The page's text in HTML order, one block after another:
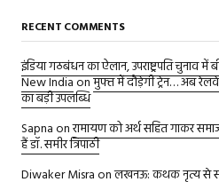
RECENT COMMENTS
इंडिया गठबंधन का ऐलान, उपराष्ट्रपति चुनाव में
New Indiaonमुफ्त में दौड़ेगी ट्रेन… अब
का बड़ी उपलब्धि
Sapnaonरामायण को अर्थ सहित गाकर
हैं डॉ. समीर त्रिपाठी
Diwaker Misraonलखनऊ: कथक नृत्य से